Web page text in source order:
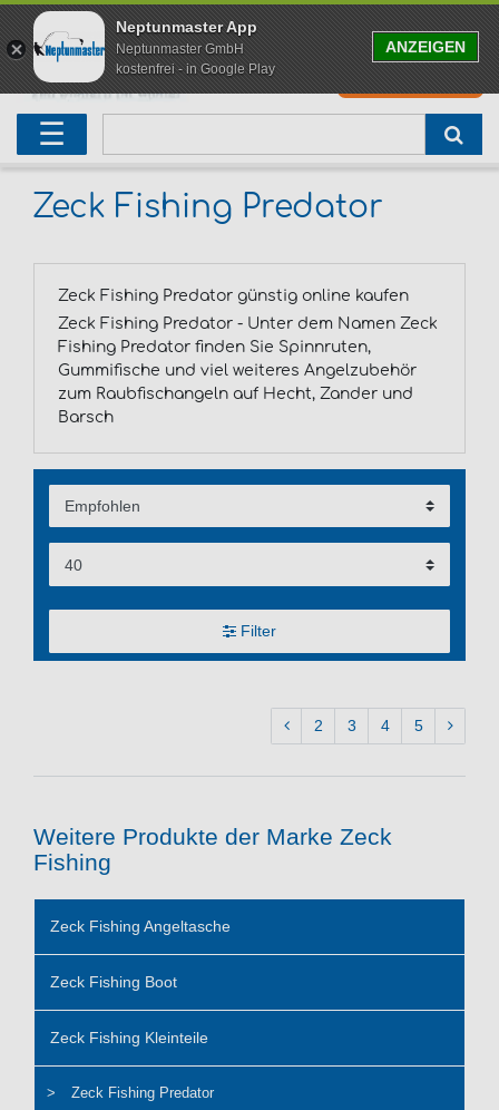
☰
Zeck Fishing Predator
Zeck Fishing Predator günstig online kaufen
Zeck Fishing Predator - Unter dem Namen Zeck
Fishing Predator finden Sie Spinnruten,
Gummifische und viel weiteres Angelzubehör
zum Raubfischangeln auf Hecht, Zander und
Barsch
Filter
2 3 4 5
Weitere Produkte der Marke Zeck
Fishing
Zeck Fishing Angeltasche
Zeck Fishing Boot
Zeck Fishing Kleinteile
Zeck Fishing Predator
Neu eingetroffen
Angelset
Geschenke für Angler
Karpfenruten
Freilaufrollen
Karpfenmontagen
Karpfenliege
Abhakmatte
weitere
Raubfischrute
Köderfischrute
Köderfischsenke
Raubfischkescher
weitere
Forellenruten
Forellenposen
Forellenköder
Wallerruten
Wallerrolle
Wallerköder
weitere
Meeresruten
Meeresrollen
Meerforellenköder
weitere
Matchruten
Feederrollen
Futterkorb
Trollingruten
Bootsrutenhalter
weitere
FOX
Westin Fishing
Zeck Fishing
Black Cat
weitere
Neptunmaster App
Neptunmaster GmbH
kostenfrei - in Google Play
ANZEIGEN